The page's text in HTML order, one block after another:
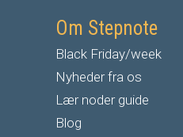
Om Stepnote
Black Friday/week
Nyheder fra os
Lær noder guide
Blog